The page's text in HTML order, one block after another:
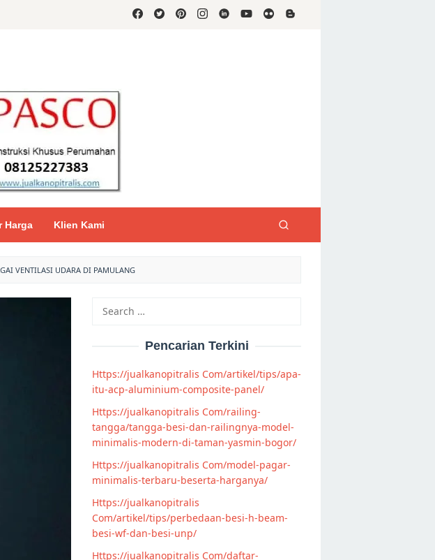
Harga Klien Kami
VENTILASI UDARA DI PAMULANG
for:
Pencarian Terkini
Https://jualkanopitralis Com/artikel/tips/apa-
itu-acp-aluminium-composite-panel/
Https://jualkanopitralis Com/railing-
tangga/tangga-besi-dan-railingnya-model-
minimalis-modern-di-taman-yasmin-bogor/
Https://jualkanopitralis Com/model-pagar-
minimalis-terbaru-beserta-harganya/
Https://jualkanopitralis
Com/artikel/tips/perbedaan-besi-h-beam-
besi-wf-dan-besi-unp/
Https://jualkanopitralis Com/daftar-